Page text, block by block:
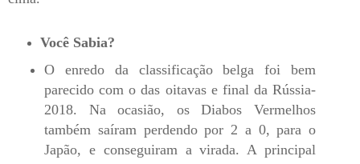
Você Sabia?
O enredo da classificação belga foi bem
parecido com o das oitavas e final da Rússia-
2018. Na ocasião, os Diabos Vermelhos
também saíram perdendo por 2 a 0, para o
Japão, e conseguiram a virada. A principal